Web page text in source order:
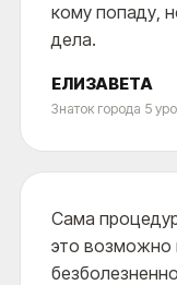
кому попаду,
дела.
ЕЛИЗАВЕТА
Знаток города 5
Сама
это возможно